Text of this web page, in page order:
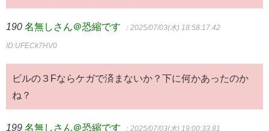
190 名無しさん＠恐縮です ：2025/07/03(木) 18:58:17.42
ID:UFECk7HV0
ビルの３Fならケガで済まないか？下に何かあったのか
ね？
199 名無しさん＠恐縮です ：2025/07/03(木) 19:00:33.81